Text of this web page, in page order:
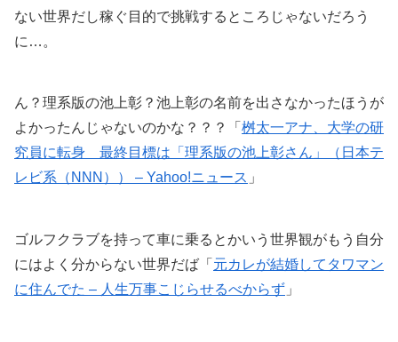
ない世界だし稼ぐ目的で挑戦するところじゃないだろう
に…。
ん？理系版の池上彰？池上彰の名前を出さなかったほうが
よかったんじゃないのかな？？？「 桝太一アナ、大学の研
究員に転身 最終目標は「理系版の池上彰さん」（日本テ
レビ系（NNN）） – Yahoo!ニュース 」
ゴルフクラブを持って車に乗るとかいう世界観がもう自分
にはよく分からない世界だば「 元カレが結婚してタワマン
に住んでた – 人生万事こじらせるべからず 」